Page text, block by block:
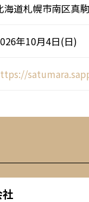
海道札幌市南区真
年10月4日(日)